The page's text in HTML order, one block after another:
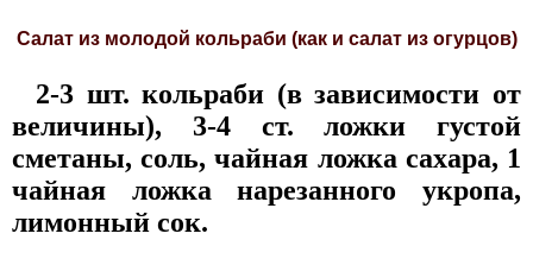
Салат из молодой кольраби (как и салат из огурцов)
2-3 шт. кольраби (в зависимости от
величины), 3-4 ст. ложки густой
сметаны, соль, чайная ложка сахара, 1
чайная ложка нарезанного укропа,
лимонный сок.